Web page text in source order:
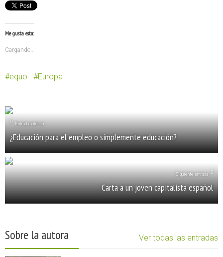
Me gusta esto:
Cargando...
equo Europa
Entrada anterior
¿Educación para el empleo o simplemente educación?
Siquiente entrada
Carta a un joven capitalista español
Sobre la autora Ver todas las entradas